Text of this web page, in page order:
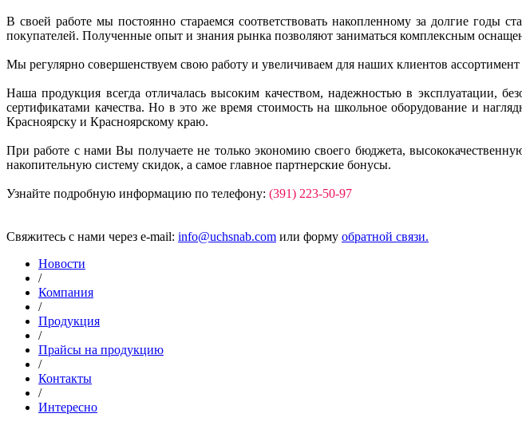
В своей работе мы постоянно стараемся соответствовать накопленному за долгие
покупателей. Полученные опыт и знания рынка позволяют заниматься комплексным
Мы регулярно совершенствуем свою работу и увеличиваем для наших клиентов
Наша продукция всегда отличалась высоким качеством, надежностью в эксплуатации,
сертификатами качества. Но в это же время стоимость на школьное оборудование и
Красноярску и Красноярскому краю.
При работе с нами Вы получаете не только экономию своего бюджета,
накопительную систему скидок, а самое главное партнерские бонусы.
Узнайте подробную информацию по телефону: (391) 223-50-97
Свяжитесь с нами через e-mail: info@uchsnab.com или форму обратной связи.
Новости
/
Компания
/
Продукция
/
Прайсы на продукцию
/
Контакты
/
Интересно